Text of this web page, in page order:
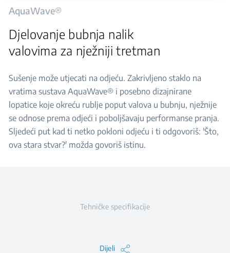
AquaWave®
Djelovanje bubnja nalik
valovima za nježniji tretman
Sušenje može utjecati na odjeću. Zakrivljeno staklo na
vratima sustava AquaWave® i posebno dizajnirane
lopatice koje okreću rublje poput valova u bubnju, nježnije
se odnose prema odjeći i poboljšavaju performanse pranja.
Sljedeći put kad ti netko pokloni odjeću i ti odgovoriš: 'Što,
ova stara stvar?' možda govoriš istinu.
Tehničke specifikacije
Dijeli